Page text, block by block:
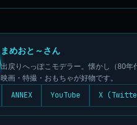
まめおと～さん
出戻りへっぽこモデラー。懐かし（80年
映画・特撮・おもちゃが好物です。
ANNEX YouTube X